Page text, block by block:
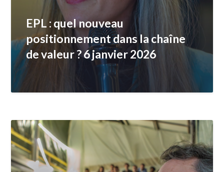
EPL : quel nouveau
positionnement dans la chaîne
de valeur ? 6 janvier 2026